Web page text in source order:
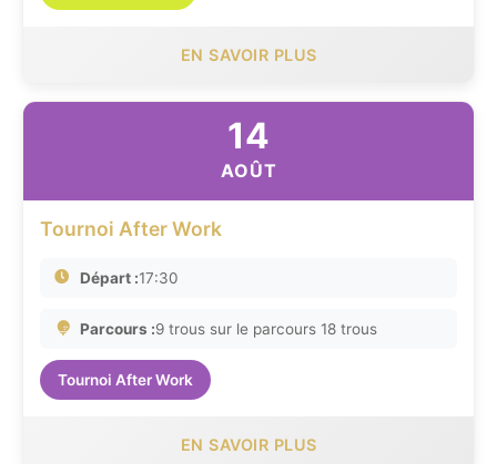
EN SAVOIR PLUS
14
AOÛT
Tournoi After Work
Départ :17:30
Parcours :9 trous sur le parcours 18 trous
Tournoi After Work
EN SAVOIR PLUS